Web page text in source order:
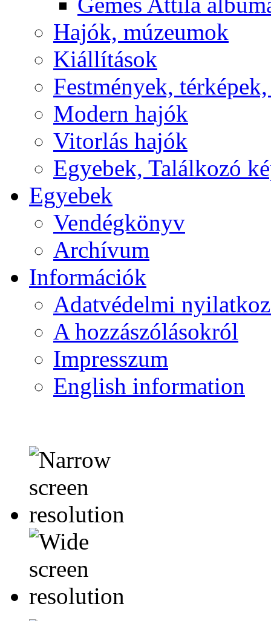
Hajók, múzeumok
Kiállítások
Festmények,
Modern hajók
Vitorlás hajók
Egyebek, Találkozó
Egyebek
Vendégkönyv
Archívum
Információk
Adatvédelmi
A hozzászólásokról
Impresszum
English information